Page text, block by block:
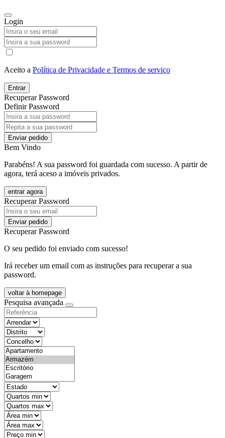
Login
Aceito a Política de Privacidade e Termos de serviço
Entrar
Recuperar Password
Definir Password
Enviar pedido
Bem Vindo
Parabéns! A sua password foi guardada com sucesso. A partir de
agora, terá aceso a imóveis privados.
entrar agora
Recuperar Password
Enviar pedido
Recuperar Password
O seu pedido foi enviado com sucesso!
Irá receber um email com as instruções para recuperar a sua
password.
voltar à homepage
Pesquisa avançada
objective
districtId
countyId
types
state
mintypo
maxtypo
minarea
maxarea
minprice